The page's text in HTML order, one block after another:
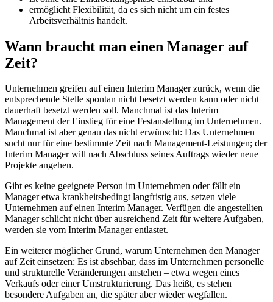
ermöglicht Flexibilität, da es sich nicht um ein festes
Arbeitsverhältnis handelt.
Wann braucht man einen Manager auf
Zeit?
Unternehmen greifen auf einen Interim Manager zurück, wenn die
entsprechende Stelle spontan nicht besetzt werden kann oder nicht
dauerhaft besetzt werden soll. Manchmal ist das Interim
Management der Einstieg für eine Festanstellung im Unternehmen.
Manchmal ist aber genau das nicht erwünscht: Das Unternehmen
sucht nur für eine bestimmte Zeit nach Management-Leistungen; der
Interim Manager will nach Abschluss seines Auftrags wieder neue
Projekte angehen.
Gibt es keine geeignete Person im Unternehmen oder fällt ein
Manager etwa krankheitsbedingt langfristig aus, setzen viele
Unternehmen auf einen Interim Manager. Verfügen die angestellten
Manager schlicht nicht über ausreichend Zeit für weitere Aufgaben,
werden sie vom Interim Manager entlastet.
Ein weiterer möglicher Grund, warum Unternehmen den Manager
auf Zeit einsetzen: Es ist absehbar, dass im Unternehmen personelle
und strukturelle Veränderungen anstehen – etwa wegen eines
Verkaufs oder einer Umstrukturierung. Das heißt, es stehen
besondere Aufgaben an, die später aber wieder wegfallen.